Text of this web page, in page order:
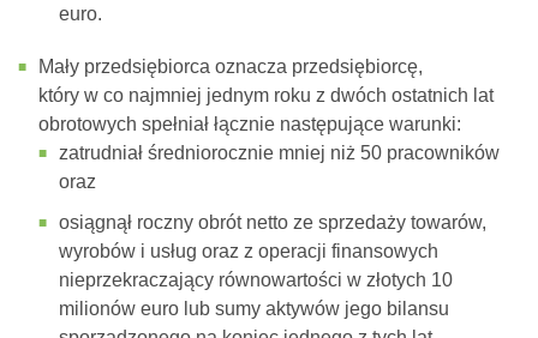
euro.
Mały przedsiębiorca oznacza przedsiębiorcę,
który w co najmniej jednym roku z dwóch ostatnich lat
obrotowych spełniał łącznie następujące warunki:
zatrudniał średniorocznie mniej niż 50 pracowników
oraz
osiągnął roczny obrót netto ze sprzedaży towarów,
wyrobów i usług oraz z operacji finansowych
nieprzekraczający równowartości w złotych 10
milionów euro lub sumy aktywów jego bilansu